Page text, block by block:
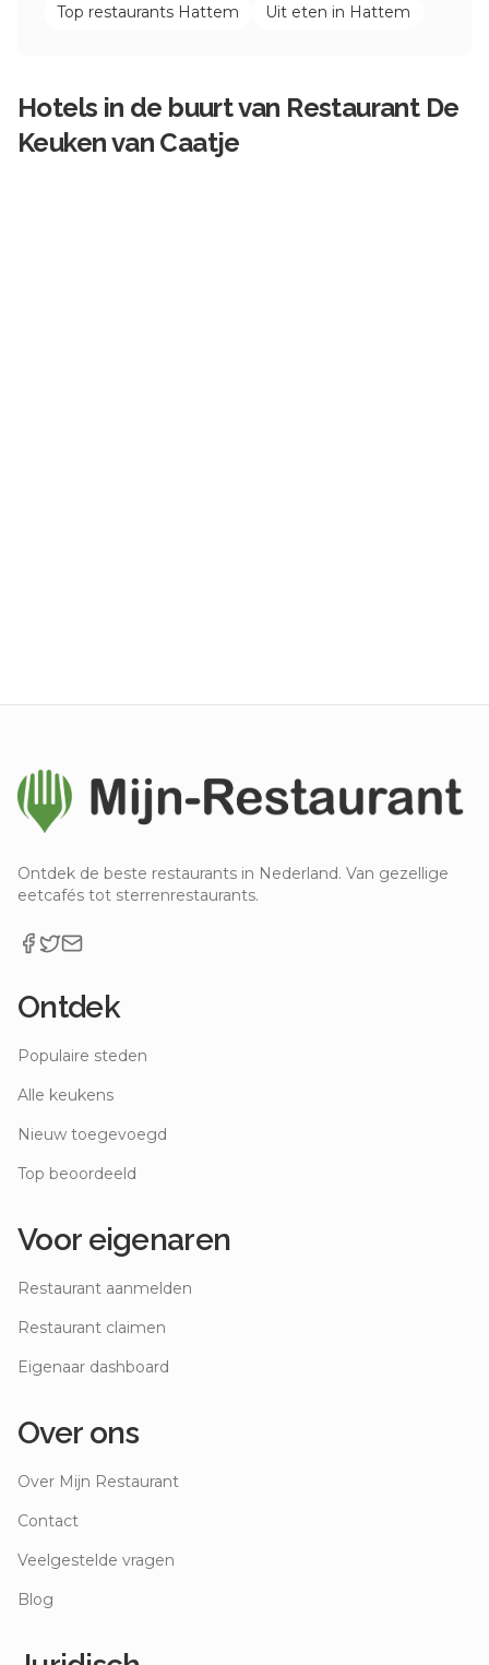
Top restaurants Hattem Uit eten in Hattem
Hotels in de buurt van Restaurant De
Keuken van Caatje
Ontdek de beste restaurants in Nederland. Van gezellige
eetcafés tot sterrenrestaurants.
Ontdek
Populaire steden
Alle keukens
Nieuw toegevoegd
Top beoordeeld
Voor eigenaren
Restaurant aanmelden
Restaurant claimen
Eigenaar dashboard
Over ons
Over Mijn Restaurant
Contact
Veelgestelde vragen
Blog